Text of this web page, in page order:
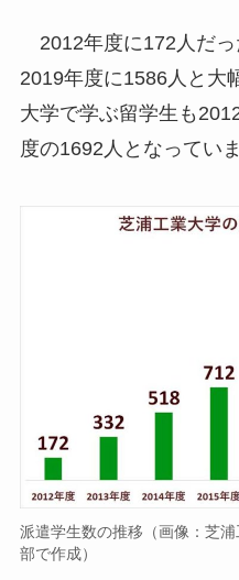
2012年度に172人だっ
2019年度に1586人と大
大学で学ぶ留学生も
度の1692人となっていま
派遣学生数の推移（画像：芝
部で作成）